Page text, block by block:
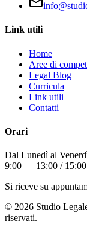
Link utili
Home
Aree di
Legal Blog
Curricula
Link utili
Contatti
Orari
Dal Lunedì al
9:00 — 13:00 /
Si riceve su
© 2026 Studio
riservati.